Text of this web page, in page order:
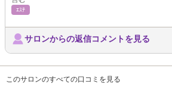
ｴｽﾃ
サロンからの返信コメントを見る
このサロンのすべての口コミを見る